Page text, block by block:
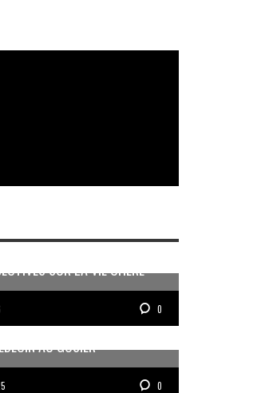
SUR LA VIE CHÈRE
0
AU GOSIER
0